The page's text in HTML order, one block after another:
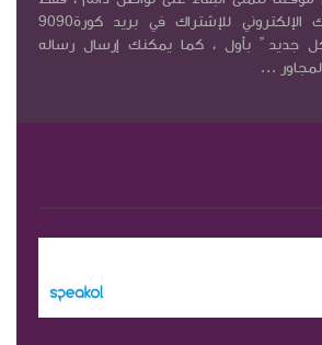
قم بإدخال بريدك الإلكتروني للإشتراك في بريد كورة9090
جديد ً بأول ، كما يمكنك إرسال رساله
...